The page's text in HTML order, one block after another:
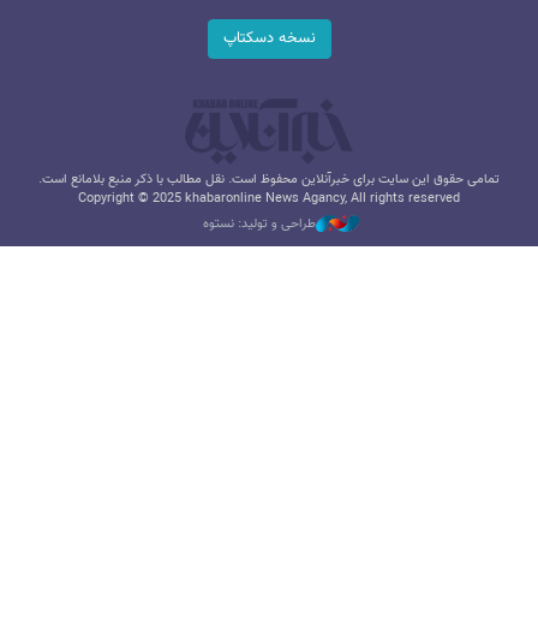
نسخه دسکتاپ
تمامی حقوق این سایت برای خبرآنلاین محفوظ است. نقل مطالب با ذکر منبع بلامانع است.
Copyright © 2025 khabaronline News Agancy, All rights reserved
طراحی و تولید: نستوه